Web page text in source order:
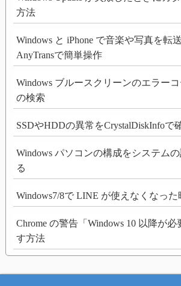
方法
Windows と iPhone で音楽や写真を転
AnyTransで簡単操作
Windows ブルースクリーンのエラー
の検索
SSDやHDDの異常をCrystalDiskInfoで
Windows パソコンの構成をシステム
る
Windows7/8で LINE が使えなくなっ
Chrome の警告「Windows 10 以降が
す方法